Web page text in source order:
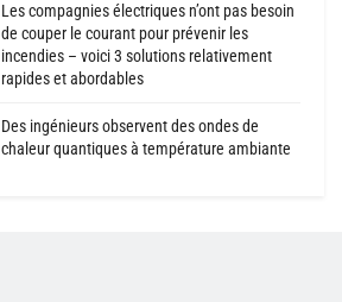
Les compagnies électriques n’ont pas besoin
de couper le courant pour prévenir les
incendies – voici 3 solutions relativement
rapides et abordables
Des ingénieurs observent des ondes de
chaleur quantiques à température ambiante